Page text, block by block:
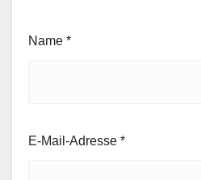
Name *
E-Mail-Adresse *